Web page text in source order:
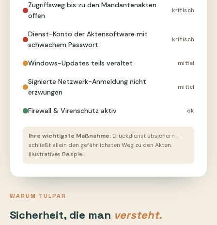
Zugriffsweg bis zu den Mandantenakten
offen
kritisch
Dienst-Konto der Aktensoftware mit
schwachem Passwort
kritisch
Windows-Updates teils veraltet mittel
Signierte Netzwerk-Anmeldung nicht
erzwungen
mittel
Firewall & Virenschutz aktiv ok
Ihre wichtigste Maßnahme: Druckdienst absichern —
schließt allein den gefährlichsten Weg zu den Akten.
Illustratives Beispiel.
WARUM TULPAR
Sicherheit, die man versteht.